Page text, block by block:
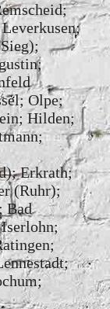
Olpe;
Hilden;
Erkrath;
(Ruhr);
Bad